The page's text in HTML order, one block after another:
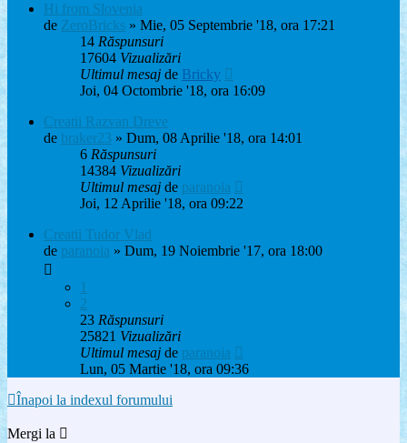
Hi from Slovenia
de ZeroBricks » Mie, 05 Septembrie '18, ora 17:21
14 Răspunsuri
17604 Vizualizări
Ultimul mesaj de Bricky
Joi, 04 Octombrie '18, ora 16:09
Creatii Razvan Dreve
de braker23 » Dum, 08 Aprilie '18, ora 14:01
6 Răspunsuri
14384 Vizualizări
Ultimul mesaj de paranoia
Joi, 12 Aprilie '18, ora 09:22
Creatii Tudor Vlad
de paranoia » Dum, 19 Noiembrie '17, ora 18:00
1
2
23 Răspunsuri
25821 Vizualizări
Ultimul mesaj de paranoia
Lun, 05 Martie '18, ora 09:36
Înapoi la indexul forumului
Mergi la